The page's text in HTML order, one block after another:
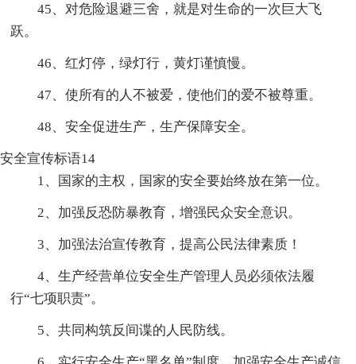
45、对危险退避三舍，就是对生命的一次巨大飞
跃。
46、红灯停，绿灯行，黄灯谨慎慢。
47、使所有的人不被爱，使他们的爱不被尊重。
48、安全促进生产，生产保障安全。
安全宣传标语14
1、国家的主权，国家的安全要始终放在第一位。
2、加强反恐防暴教育，增强民众安全意识。
3、加强法治宣传教育，提高公民法律素质！
4、生产经营单位安全生产管理人员必须依法履
行“七项职责”。
5、共同构筑反间谍的人民防线。